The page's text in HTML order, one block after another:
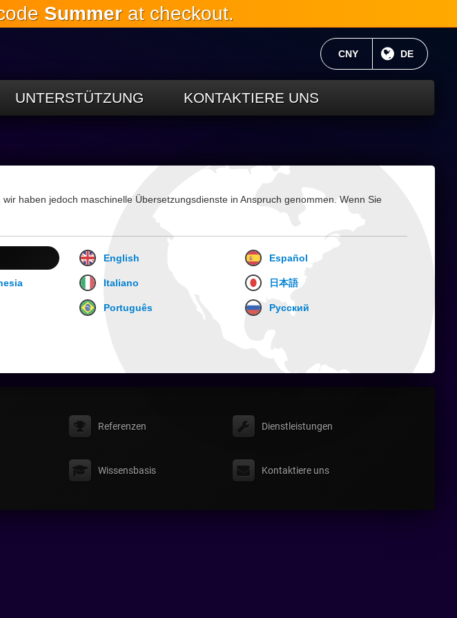
Summerat checkout.
AKTUELLE
DE
AKTUELLE WÄHRUNG:
CNY
UNTERSTÜTZUNG KONTAKTIERE UNS
haben jedoch maschinelle Übersetzungsdienste in Anspruch genommen. Wenn Sie
English Español
Italiano 日本語
Português Русский
Referenzen Dienstleistungen
Wissensbasis Kontaktiere uns